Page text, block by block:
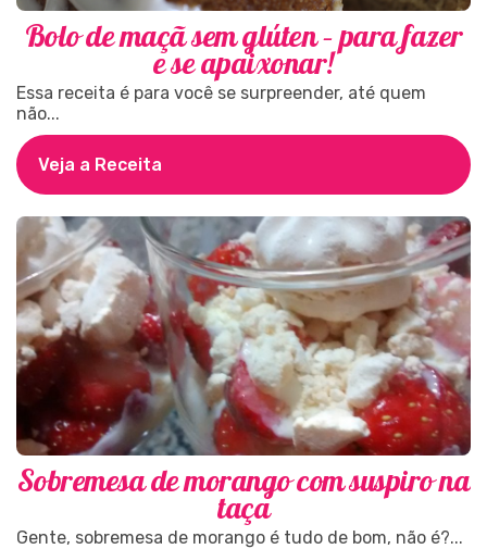
Bolo de maçã sem glúten – para fazer
e se apaixonar!
Essa receita é para você se surpreender, até quem
não...
Veja a Receita
Sobremesa de morango com suspiro na
taça
Gente, sobremesa de morango é tudo de bom, não é?...